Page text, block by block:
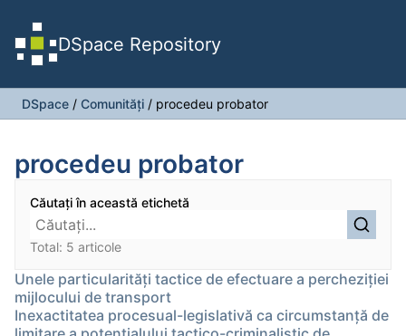
DSpace Repository
DSpace / Comunități / procedeu probator
procedeu probator
Căutați în această etichetă
Total: 5 articole
Unele particularități tactice de efectuare a percheziției
mijlocului de transport
Inexactitatea procesual-legislativă ca circumstanță de